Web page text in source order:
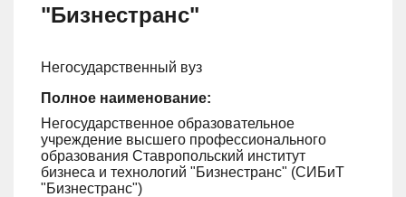
"Бизнестранс"
Негосударственный вуз
Полное наименование:
Негосударственное образовательное
учреждение высшего профессионального
образования Ставропольский институт
бизнеса и технологий "Бизнестранс" (СИБиТ
"Бизнестранс")